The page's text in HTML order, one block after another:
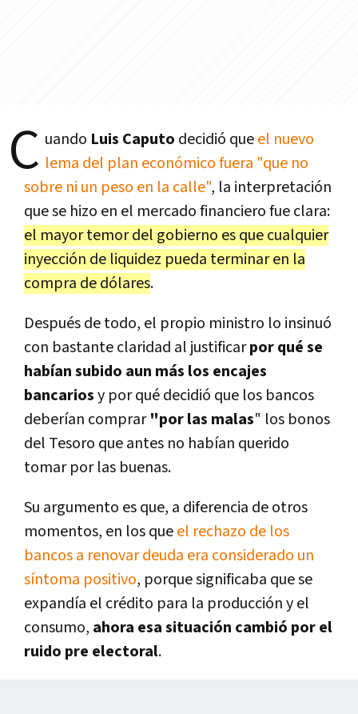
C uando Luis Caputo decidió queel nuevo
lema del plan económico fuera "que no
sobre ni un peso en la calle", la interpretación
que se hizo en el mercado financiero fue clara:
el mayor temor del gobierno es que cualquier
inyección de liquidez pueda terminar en la
compra de dólares.
Después de todo, el propio ministro lo insinuó
con bastante claridad al justificarpor qué se
habían subido aun más los encajes
bancariosy por qué decidió que los bancos
deberían comprar"por las malas" los bonos
del Tesoro que antes no habían querido
tomar por las buenas.
Su argumento es que, a diferencia de otros
momentos, en los queel rechazo de los
bancos a renovar deuda era considerado un
síntoma positivo, porque significaba que se
expandía el crédito para la producción y el
consumo, ahora esa situación cambió por el
ruido pre electoral.